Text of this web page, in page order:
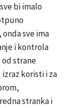
bi imalo
sve ima
i kontrola
strane
koristi i za
stranka i